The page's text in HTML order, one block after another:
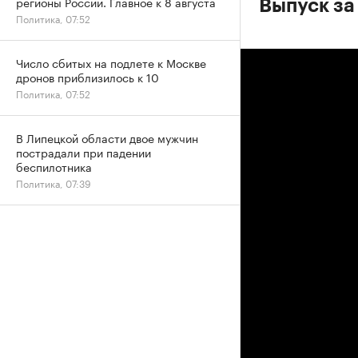
Выпуск
Политика, 07:52
Число сбитых на подлете к Москве
дронов приблизилось к 10
Политика, 07:52
В Липецкой области двое мужчин
пострадали при падении
беспилотника
Политика, 07:39